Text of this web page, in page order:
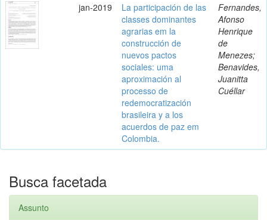
jan-2019
La participación de las
classes dominantes
agrarias em la
construcción de
nuevos pactos
sociales: uma
aproximación al
processo de
redemocratización
brasileira y a los
acuerdos de paz em
Colombia.
Fernandes,
Afonso
Henrique
de
Menezes;
Benavides,
Juanitta
Cuéllar
Busca facetada
Assunto